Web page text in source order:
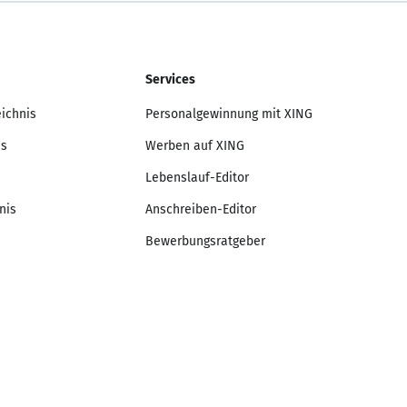
Services
Personalgewinnung mit XING
Werben auf XING
Lebenslauf-Editor
Anschreiben-Editor
Bewerbungsratgeber